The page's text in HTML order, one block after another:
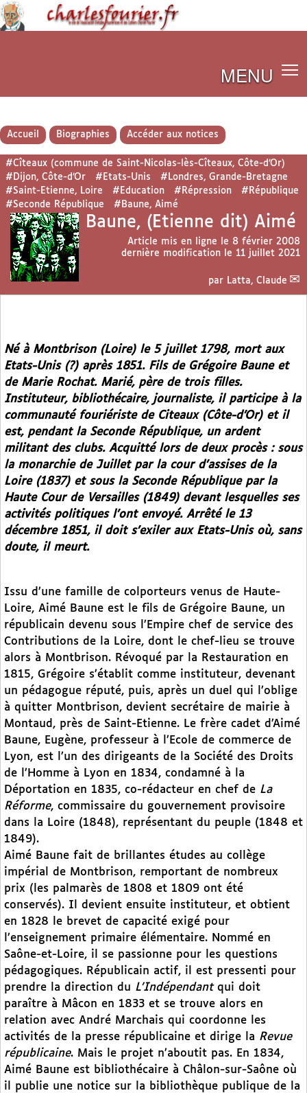
MENU
Accueil Biographies Accéder aux notices
#Cîteaux (commune de Saint-Nicolas-lès-Cîteaux, Côte-d’Or)
#Dijon, Côte-d’Or
#Etats-Unis
#Londres, Grande-Bretagne
#Saint-Etienne, Loire
#Education #Répression
#République
#Seconde République
#Baune, Aimé
Baune, (Etienne dit) Aimé
Article mis en ligne le 8 février 2008
dernière modification le 11 juillet 2021
par Latta, Claude
Né à Montbrison (Loire) le 5 juillet 1798, mort aux
Etats-Unis (?) après 1851. Fils de Grégoire Baune et
de Marie Rochat. Marié, père de trois filles.
Instituteur, bibliothécaire, journaliste, il participe à la
communauté fouriériste de Citeaux (Côte-d’Or) et il
est, pendant la Seconde République, un ardent
militant des clubs. Acquitté lors de deux procès : sous
la monarchie de Juillet par la cour d’assises de la
Loire (1837) et sous la Seconde République par la
Haute Cour de Versailles (1849) devant lesquelles ses
activités politiques l’ont envoyé. Arrêté le 13
décembre 1851, il doit s’exiler aux Etats-Unis où, sans
doute, il meurt.
Issu d’une famille de colporteurs venus de Haute-
Loire, Aimé Baune est le fils de Grégoire Baune, un
républicain devenu sous l’Empire chef de service des
Contributions de la Loire, dont le chef-lieu se trouve
alors à Montbrison. Révoqué par la Restauration en
1815, Grégoire s’établit comme instituteur, devenant
un pédagogue réputé, puis, après un duel qui l’oblige
à quitter Montbrison, devient secrétaire de mairie à
Montaud, près de Saint-Etienne. Le frère cadet d’Aimé
Baune, Eugène, professeur à l’Ecole de commerce de
Lyon, est l’un des dirigeants de la Société des Droits
de l’Homme à Lyon en 1834, condamné à la
Déportation en 1835, co-rédacteur en chef de La
Réforme, commissaire du gouvernement provisoire
dans la Loire (1848), représentant du peuple (1848 et
1849).
Aimé Baune fait de brillantes études au collège
impérial de Montbrison, remportant de nombreux
prix (les palmarès de 1808 et 1809 ont été
conservés). Il devient ensuite instituteur, et obtient
en 1828 le brevet de capacité exigé pour
l’enseignement primaire élémentaire. Nommé en
Saône-et-Loire, il se passionne pour les questions
pédagogiques. Républicain actif, il est pressenti pour
prendre la direction du L’Indépendantqui doit
paraître à Mâcon en 1833 et se trouve alors en
relation avec André Marchais qui coordonne les
activités de la presse républicaine et dirige la Revue
républicaine. Mais le projet n’aboutit pas. En 1834,
Aimé Baune est bibliothécaire à Châlon-sur-Saône où
il publie une notice sur la bibliothèque publique de la